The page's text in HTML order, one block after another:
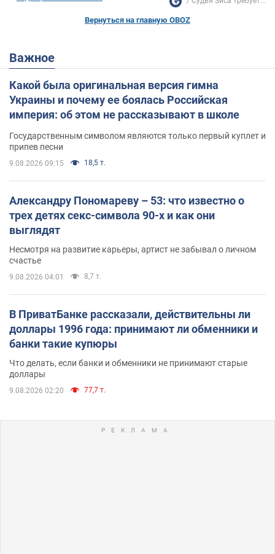
Вернуться на главную OBOZ
Важное
Какой была оригинальная версия гимна
Украины и почему ее боялась Российская
империя: об этом не рассказывают в школе
Государственным символом являются только первый куплет и
припев песни
9.08.2026 09:15 18,5 т.
Александру Пономареву – 53: что известно о
трех детях секс-символа 90-х и как они
выглядят
Несмотря на развитие карьеры, артист не забывал о личном
счастье
9.08.2026 04:01 8,7 т.
В ПриватБанке рассказали, действительны ли
доллары 1996 года: принимают ли обменники и
банки такие купюры
Что делать, если банки и обменники не принимают старые
доллары
9.08.2026 02:20 77,7 т.